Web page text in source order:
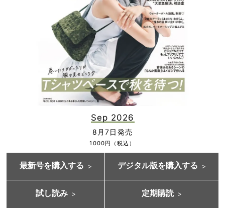
Sep 2026
8月7日発売
1000円（税込）
最新号を購入する デジタル版を購入する
試し読み 定期購読